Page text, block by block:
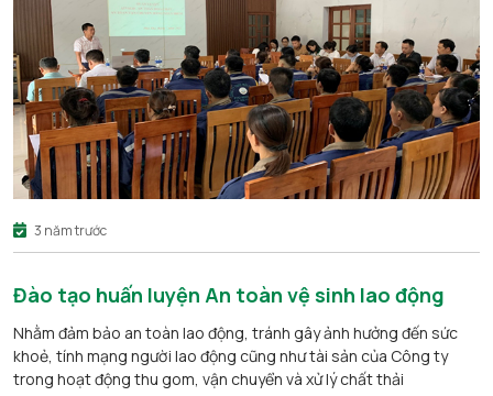
3 năm trước
Đào tạo huấn luyện An toàn vệ sinh lao động
Nhằm đảm bảo an toàn lao động, tránh gây ảnh hưởng đến sức
khoẻ, tính mạng người lao động cũng như tài sản của Công ty
trong hoạt động thu gom, vận chuyển và xử lý chất thải